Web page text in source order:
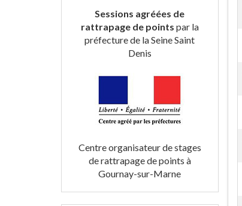
Sessions agréées de
rattrapage de points par la
préfecture de la Seine Saint
Denis
Centre organisateur de stages
de rattrapage de points à
Gournay-sur-Marne